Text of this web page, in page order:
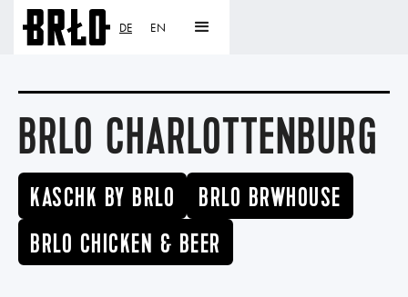
BRLO CHARLOTTENBURG
KASCHK BY BRLO
BRLO BRWHOUSE
BRLO CHICKEN & BEER
DE EN